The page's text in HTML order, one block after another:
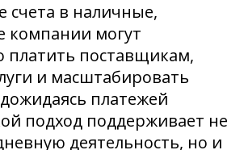
счета в наличные,
компании могут
платить поставщикам,
и масштабировать
платежей
подход поддерживает не
деятельность, но и